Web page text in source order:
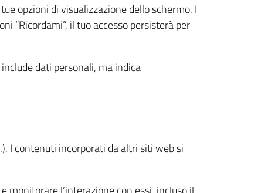
opzioni di visualizzazione dello schermo. I
“Ricordami”, il tuo accesso persisterà per
dati personali, ma indica
I contenuti incorporati da altri siti web si